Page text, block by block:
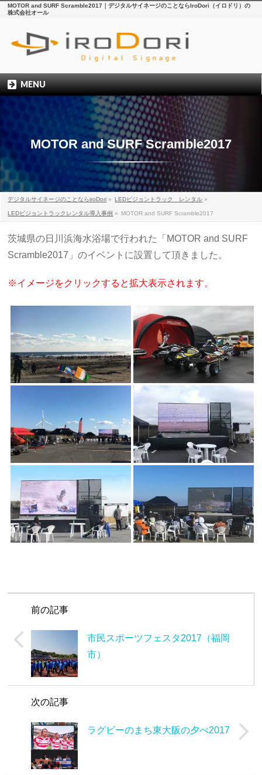
MOTOR and SURF Scramble2017｜デジタルサイネージのことならIroDori（イロドリ）の
株式会社オール
MENU
MOTOR and SURF Scramble2017
デジタルサイネージのことならiroDori » LEDビジョントラック レンタル »
LEDビジョントラックレンタル導入事例 » MOTOR and SURF Scramble2017
茨城県の日川浜海水浴場で行われた「MOTOR and SURF
Scramble2017」のイベントに設置して頂きました。
※イメージをクリックすると拡大表示されます。
前の記事
市民スポーツフェスタ2017（福岡
市）
次の記事
ラグビーのまち東大阪の夕べ2017